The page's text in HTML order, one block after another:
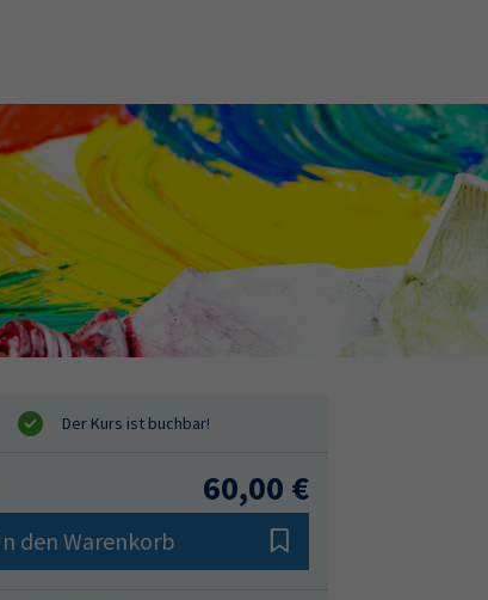
60,00 €
den Warenkorb